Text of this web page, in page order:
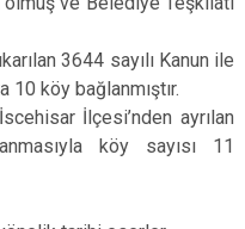
3644 sayılı Kanun ile
köy bağlanmıştır.
İlçesi’nden ayrılan
köy sayısı 11